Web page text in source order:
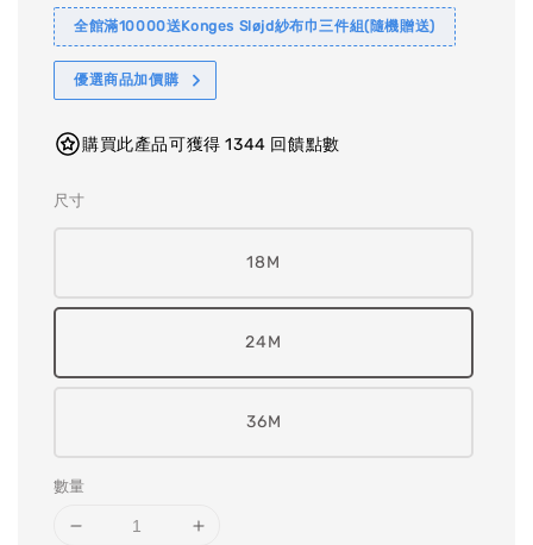
全館滿10000送Konges Sløjd紗布巾三件組(隨機贈送)
優選商品加價購
購買此產品可獲得 1344 回饋點數
尺寸
18M
24M
36M
數量